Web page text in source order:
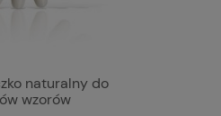
naturalny do
wzorów